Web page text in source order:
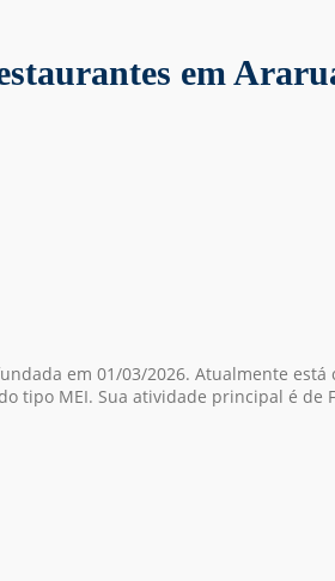
em
em 01/03/2026. Atualmente está
tipo MEI. Sua atividade principal é